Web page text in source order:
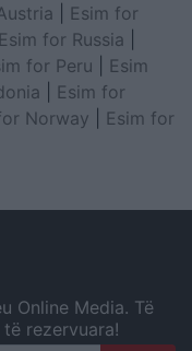
Esim for
Esim for Russia
for Peru
Esim
Esim for
Norway
Esim for
Online Media. Të
rezervuara!